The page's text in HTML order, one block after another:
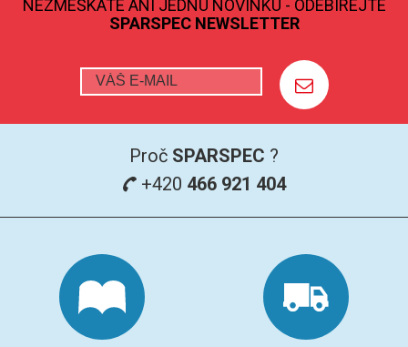
TLAKOVÉ AUTOKLÁVY
TAVENÍ
SPEX MLETÍ
MS/SPM
PŘÍSLUŠENSTVÍ PRO MS
NEZMEŠKÁTE ANI JEDNU NOVINKU - ODEBÍREJTE
SPARSPEC NEWSLETTER
Proč SPARSPEC ?
+420 466 921 404